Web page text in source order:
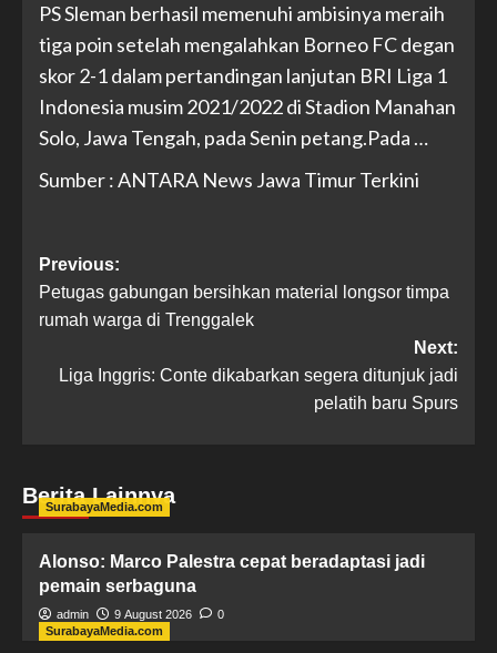
PS Sleman berhasil memenuhi ambisinya meraih
tiga poin setelah mengalahkan Borneo FC degan
skor 2-1 dalam pertandingan lanjutan BRI Liga 1
Indonesia musim 2021/2022 di Stadion Manahan
Solo, Jawa Tengah, pada Senin petang.Pada …
Sumber : ANTARA News Jawa Timur Terkini
Previous:
Petugas gabungan bersihkan material longsor timpa
rumah warga di Trenggalek
Next:
Liga Inggris: Conte dikabarkan segera ditunjuk jadi
pelatih baru Spurs
Berita Lainnya
SurabayaMedia.com
Alonso: Marco Palestra cepat beradaptasi jadi
pemain serbaguna
admin 9 August 2026
0
SurabayaMedia.com